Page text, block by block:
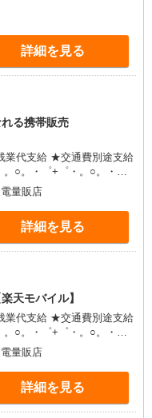
詳細を見る
る携帯販売
業代支給 ★交通費別途支給
有) お友達を紹介
規定有) ★月2回払
有）★ ゜・。○。・゜
量販店
詳細を見る
天モバイル】
業代支給 ★交通費別途支給
有) お友達を紹介
規定有) ★月2回払
有）★ ゜・。○。・゜
量販店
詳細を見る